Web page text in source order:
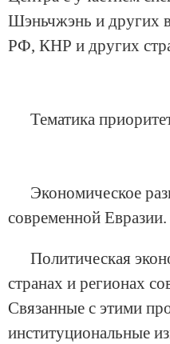
Шэньчжэнь и других
РФ, КНР и других
Тематика
Экономическое
современной Евразии.
Политическая
странах и регионах
Связанные с этими
институциональные